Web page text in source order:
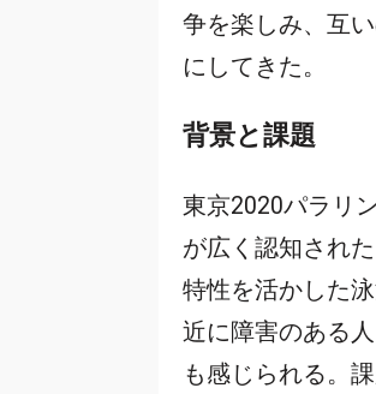
争を楽しみ、互
にしてきた。
背景と課題
東京2020パラリ
が広く認知され
特性を活かした
近に障害のある
も感じられる。